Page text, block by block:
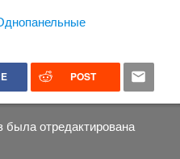
POST
была отредактирована